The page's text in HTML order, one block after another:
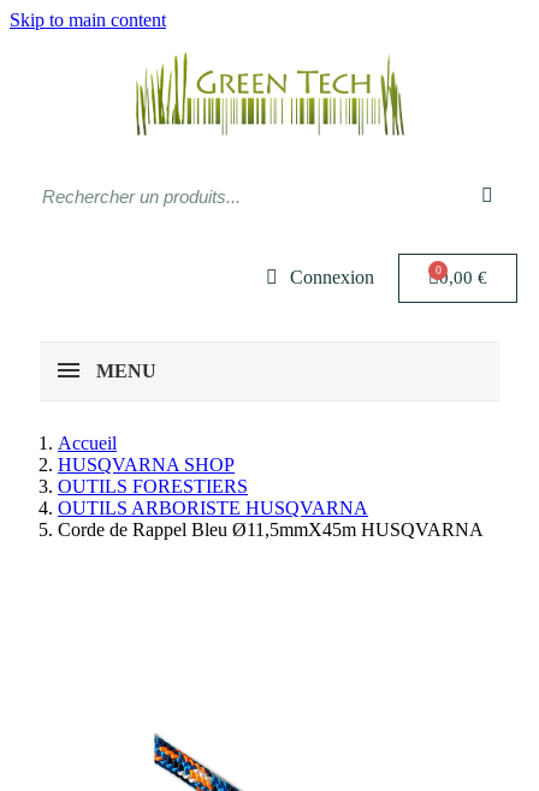
Skip to main content
Connexion 0,00 €
MENU
Accueil
HUSQVARNA SHOP
OUTILS FORESTIERS
OUTILS ARBORISTE HUSQVARNA
Corde de Rappel Bleu Ø11,5mmX45m HUSQVARNA